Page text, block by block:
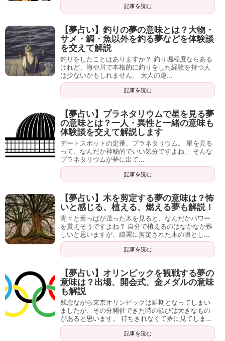
記事を読む
【夢占い】釣りの夢の意味とは？大物・
サメ・鯛・魚以外を釣る夢などを体験談
を交えて解説
釣りをしたことはありますか？ 釣り堀程度ならある
けれど、海や川で本格的に釣りをした経験を持つ人
は少ないかもしれません。 大人の趣...
記事を読む
【夢占い】プラネタリウムで星を見る夢
の意味とは？一人・異性と一緒の意味も
体験談を交えて解説します
デートスポットの定番、プラネタリウム。 星を見る
って、なんだか神秘的でいい気分ですよね。 そんな
プラネタリウムが夢に出て...
記事を読む
【夢占い】木を剪定する夢の意味は？怖
いと感じる、植える、燃える夢も解説！
青々と葉っぱが茂った木を見ると、なんだかパワー
を貰えそうですよね？ 自分で植えるのはなかなか難
しいと思いますが、綺麗に剪定された木の凛とし...
記事を読む
【夢占い】オリンピックを観戦する夢の
意味は？出場、開会式、金メダルの意味
も解説
残念ながら東京オリンピックは延期となってしまい
ましたが、その分開催できた時の歓びは大きなもの
があると思います。 待ちきれなくて夢に見てしま...
記事を読む